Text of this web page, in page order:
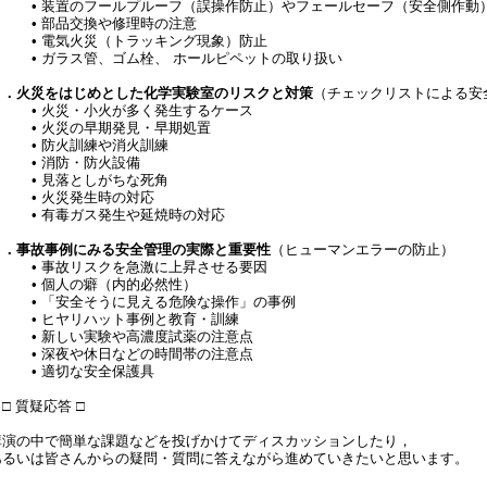
• 装置のフールプルーフ（誤操作防止）やフェールセーフ（安全側作動）
• 部品交換や修理時の注意
• 電気火災（トラッキング現象）防止
• ガラス管、ゴム栓、 ホールピペットの取り扱い
火災をはじめとした化学実験室のリスクと対策（チェックリストによる安
• 火災・小火が多く発生するケース
• 火災の早期発見・早期処置
• 防火訓練や消火訓練
• 消防・防火設備
• 見落としがちな死角
• 火災発生時の対応
• 有毒ガス発生や延焼時の対応
事故事例にみる安全管理の実際と重要性（ヒューマンエラーの防止）
• 事故リスクを急激に上昇させる要因
• 個人の癖（内的必然性）
• 「安全そうに見える危険な操作」の事例
• ヒヤリハット事例と教育・訓練
• 新しい実験や高濃度試薬の注意点
• 深夜や休日などの時間帯の注意点
• 適切な安全保護具
疑応答 □
の中で簡単な課題などを投げかけてディスカッションしたり，
いは皆さんからの疑問・質問に答えながら進めていきたいと思います。